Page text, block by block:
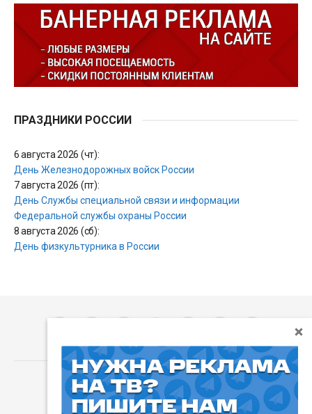
ПРАЗДНИКИ РОССИИ
6 августа 2026 (чт):
День Железнодорожных войск России
7 августа 2026 (пт):
День Службы специальной связи и информации
Федеральной службы охраны России
8 августа 2026 (сб):
День физкультурника в России